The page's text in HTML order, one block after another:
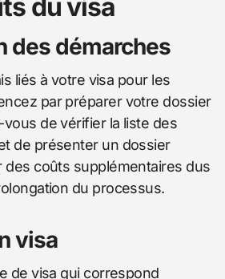
du visa
des démarches
liés à votre visa pour les
par préparer votre dossier
de vérifier la liste des
de présenter un dossier
des coûts supplémentaires dus
du processus.
visa
de visa qui correspond